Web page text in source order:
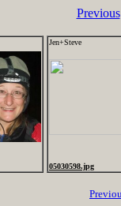
Previous
Jen+Steve
05030598.jpg